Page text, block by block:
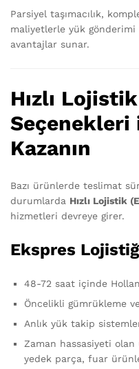
Parsiyel taşımacılık,
maliyetlerle yük gönderimi
avantajlar sunar.
Hızlı
Seçenekleri
Kazanın
Bazı ürünlerde teslimat
durumlarda Hızlı Lojistik
hizmetleri devreye girer.
Ekspres
48-72 saat içinde
Öncelikli gümrükleme
Anlık yük takip
Zaman hassasiyeti
yedek parça, fuar